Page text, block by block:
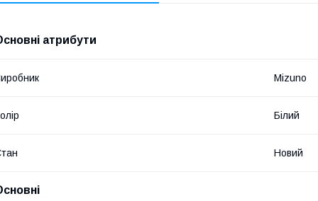
атрибути
Mizuno
Білий
Новий